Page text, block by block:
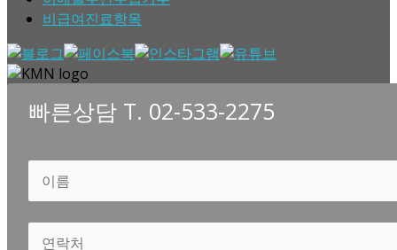
비급여진료항목
빠른상담 T. 02-533-2275